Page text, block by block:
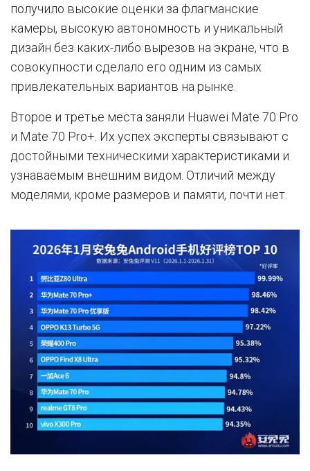
получило высокие оценки за флагманские
камеры, высокую автономность и уникальный
дизайн без каких-либо вырезов на экране, что в
совокупности сделало его одним из самых
привлекательных вариантов на рынке.
Второе и третье места заняли Huawei Mate 70 Pro
и Mate 70 Pro+. Их успех эксперты связывают с
достойными техническими характеристиками и
узнаваемым внешним видом. Отличий между
моделями, кроме размеров и памяти, почти нет.